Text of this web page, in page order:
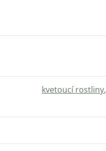
kvetoucí rostliny,